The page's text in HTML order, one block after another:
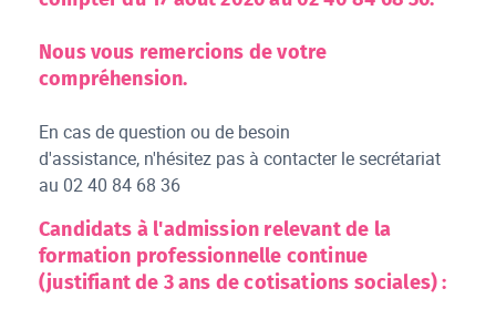
Nous vous remercions de votre
compréhension.
En cas de question ou de besoin
d'assistance, n'hésitez pas à contacter le secrétariat
au 02 40 84 68 36
Candidats à l'admission relevant de la
formation professionnelle continue
(justifiant de 3 ans de cotisations sociales) :